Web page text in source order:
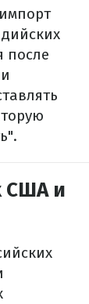
после
США и